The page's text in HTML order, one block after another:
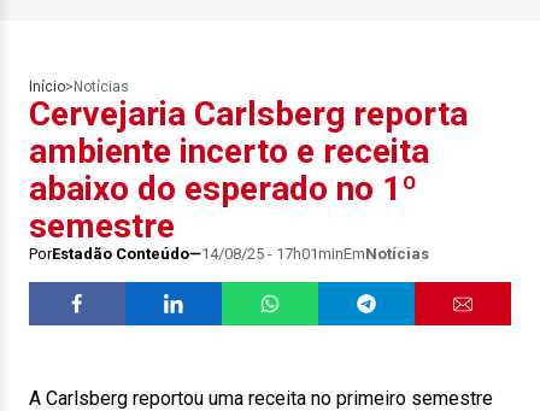
Início> Notícias
Cervejaria Carlsberg reporta
ambiente incerto e receita
abaixo do esperado no 1º
semestre
PorEstadão Conteúdo 14/08/25 - 17h01minEmNotícias
A Carlsberg reportou uma receita no primeiro semestre